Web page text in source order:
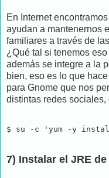
En Internet
ayudan a mantenernos
familiares a través de
¿Qué tal si tenemos
además se integre a la
bien, eso es lo que
para Gnome que nos
distintas redes
$ su -c 'yum -y
7) Instalar el JRE